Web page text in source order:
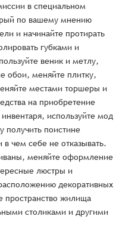
в специальном
по вашему мнению
и начинайте протирать
губками и
веник и метлу,
обои, меняйте плитку,
местами торшеры и
на приобретение
используйте мод
получить поистине
чем себе не отказывать.
меняйте оформление
люстры и
декоративных
пространство жилища
столиками и другими